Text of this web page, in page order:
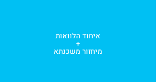
איחוד הלוואות
+
מיחזור משכנתא